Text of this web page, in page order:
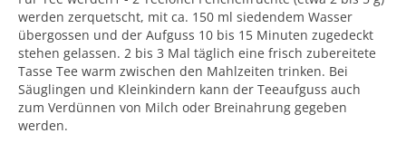
werden zerquetscht, mit ca. 150 ml siedendem Wasser
übergossen und der Aufguss 10 bis 15 Minuten zugedeckt
stehen gelassen. 2 bis 3 Mal täglich eine frisch zubereitete
Tasse Tee warm zwischen den Mahlzeiten trinken. Bei
Säuglingen und Kleinkindern kann der Teeaufguss auch
zum Verdünnen von Milch oder Breinahrung gegeben
werden.